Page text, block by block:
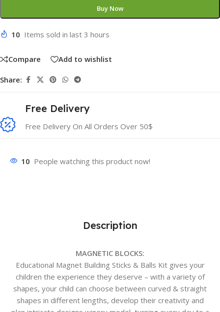
Buy Now
10 Items sold in last 3 hours
Compare Add to wishlist
Share:
Free Delivery
Free Delivery On All Orders Over 50$
10 People watching this product now!
Description
MAGNETIC BLOCKS:
Educational Magnet Building Sticks & Balls Kit gives your
children the experience they deserve – with a variety of
shapes, your child can choose between curved & straight
shapes in different lengths, develop their creativity and